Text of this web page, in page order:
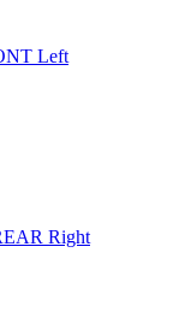
Left
Right